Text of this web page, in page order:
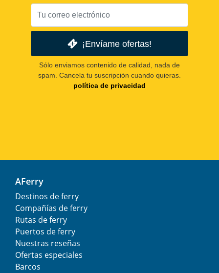
¡Envíame ofertas!
Sólo enviamos contenido de calidad, nada de
spam. Cancela tu suscripción cuando quieras.
política de privacidad
AFerry
Destinos de ferry
Compañías de ferry
Rutas de ferry
Puertos de ferry
Nuestras reseñas
Ofertas especiales
Barcos